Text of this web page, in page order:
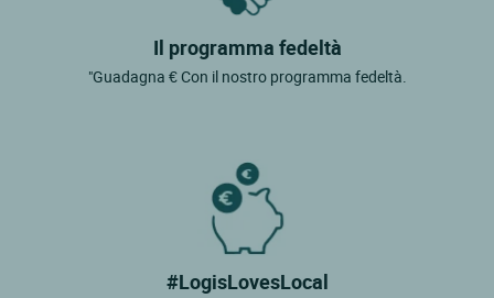
Il programma fedeltà
"Guadagna € Con il nostro programma fedeltà.
#LogisLovesLocal